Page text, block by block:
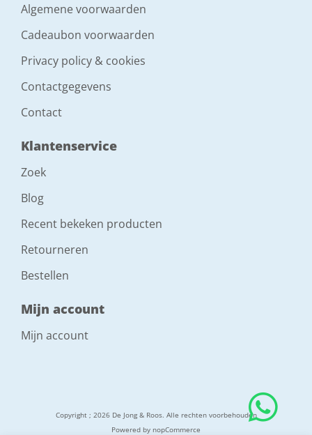
Algemene voorwaarden
Cadeaubon voorwaarden
Privacy policy & cookies
Contactgegevens
Contact
Klantenservice
Zoek
Blog
Recent bekeken producten
Retourneren
Bestellen
Mijn account
Mijn account
Copyright ; 2026 De Jong & Roos. Alle rechten voorbehouden
Powered by nopCommerce